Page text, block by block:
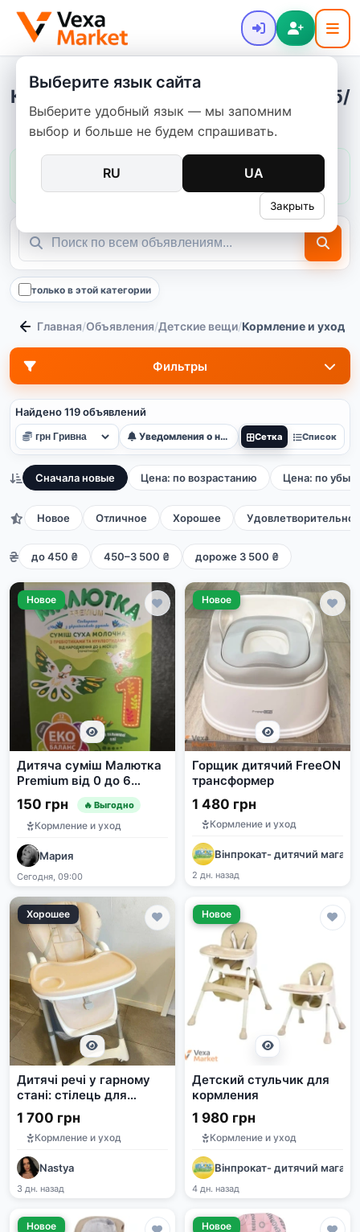
Выберите язык сайта
Выберите удобный язык — мы запомним
выбор и больше не будем спрашивать.
RU UA
Закрыть
Кормление и уход - купить новое и б/
у
Цены в этой категории:
150–3 500 ₴
предложений
только в этой категории
Главная/Объявления/Детские вещи/Кормление и уход
Фильтры
Найдено 119 объявлений
Уведомления о новых Сетка Список
Сначала новые Цена: по возрастанию Цена: по
Новое Отличное Хорошее Удовлетворительное
до 450 ₴ 450–3 500 ₴ дороже 3 500 ₴
Новое
Дитяча суміш Малютка
Premium від 0 до 6
місяців
150 грн 🔥 Выгодно
Кормление и уход
Мария
Сегодня, 09:00
Новое
Горщик дитячий FreeON
трансформер
1 480 грн
Кормление и уход
Вінпрокат- дитячий
2 дн. назад
Хорошее
Дитячі речі у гарному
стані: стілець для
годування, гойдалка,
кокон, шезлонг
1 700 грн
Кормление и уход
Nastya
3 дн. назад
Новое
Детский стульчик для
кормления
1 980 грн
Кормление и уход
Вінпрокат- дитячий
4 дн. назад
Новое Новое